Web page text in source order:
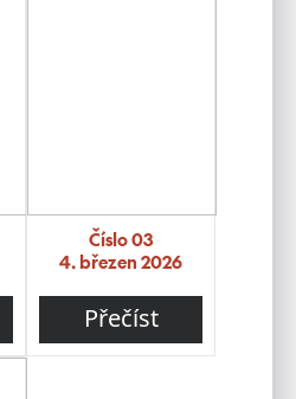
Číslo 03
4. březen 2026
Přečíst